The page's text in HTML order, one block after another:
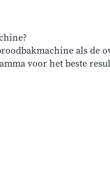
als de
voor het beste